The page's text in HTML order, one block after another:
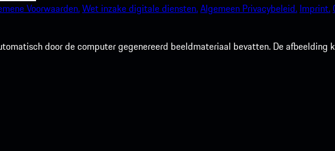
Voorwaarden.Wet inzake digitale diensten.Algemeen Privacybeleid. Imprint.
door de computer gegenereerd beeldmateriaal bevatten. De